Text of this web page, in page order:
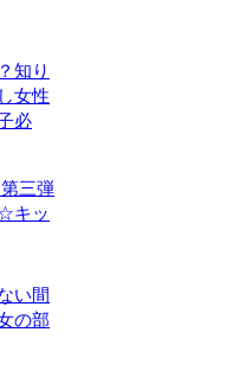
知り
女性
必
三弾
キッ
い間
の部